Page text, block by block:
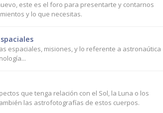
este es el foro para presentarte y contarnos
y lo que necesitas.
espaciales, misiones, y lo referente a astronaútica
que tenga relación con el Sol, la Luna o los
las astrofotografías de estos cuerpos.